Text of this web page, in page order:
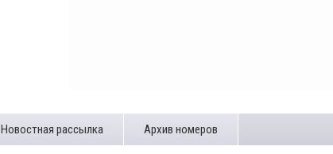
Новостная рассылка Архив номеров